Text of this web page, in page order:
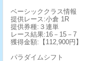
ベーシッククラス情報
提供レース:小倉 1R
提供券種:３連単
レース結果:16－15－7
獲得金額:【112,900円】
パラダイムシフト